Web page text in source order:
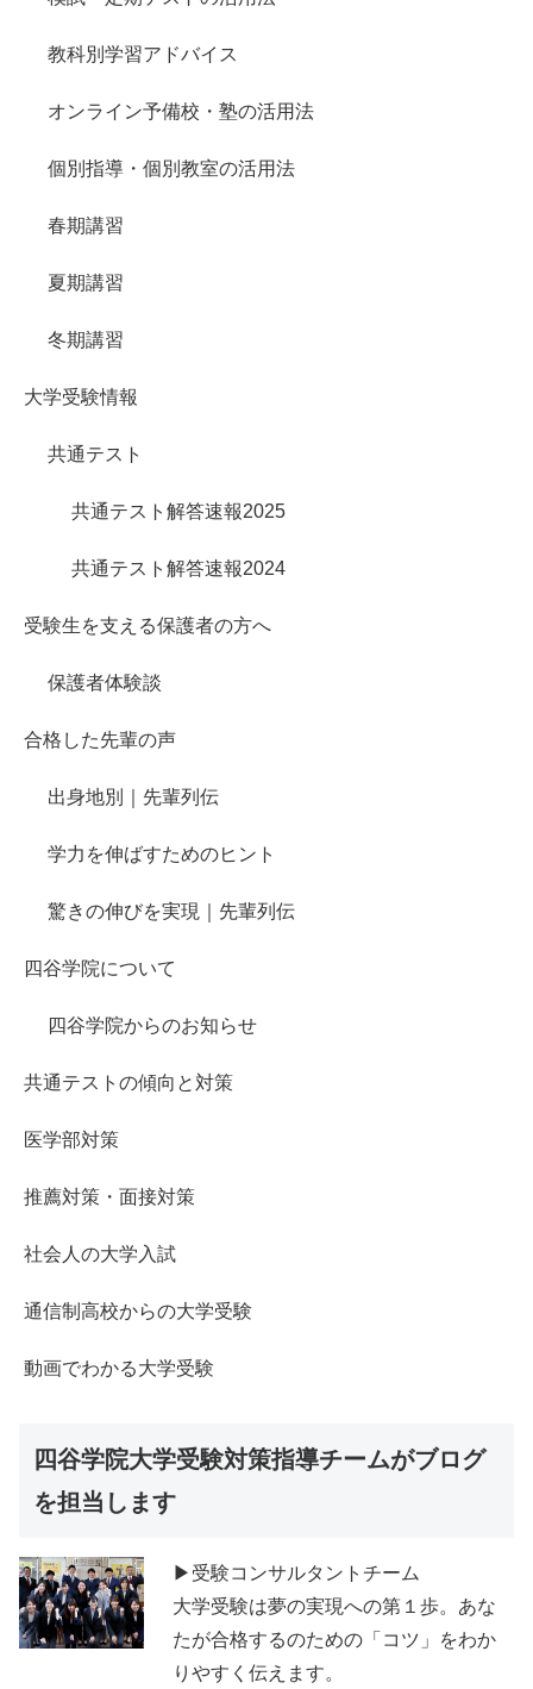
教科別学習アドバイス
オンライン予備校・塾の活用法
個別指導・個別教室の活用法
春期講習
夏期講習
冬期講習
大学受験情報
共通テスト
共通テスト解答速報2025
共通テスト解答速報2024
受験生を支える保護者の方へ
保護者体験談
合格した先輩の声
出身地別｜先輩列伝
学力を伸ばすためのヒント
驚きの伸びを実現｜先輩列伝
四谷学院について
四谷学院からのお知らせ
共通テストの傾向と対策
医学部対策
推薦対策・面接対策
社会人の大学入試
通信制高校からの大学受験
動画でわかる大学受験
四谷学院大学受験対策指導チームがブログ
を担当します
▶受験コンサルタントチーム
大学受験は夢の実現への第１歩。あな
たが合格するのための「コツ」をわか
りやすく伝えます。